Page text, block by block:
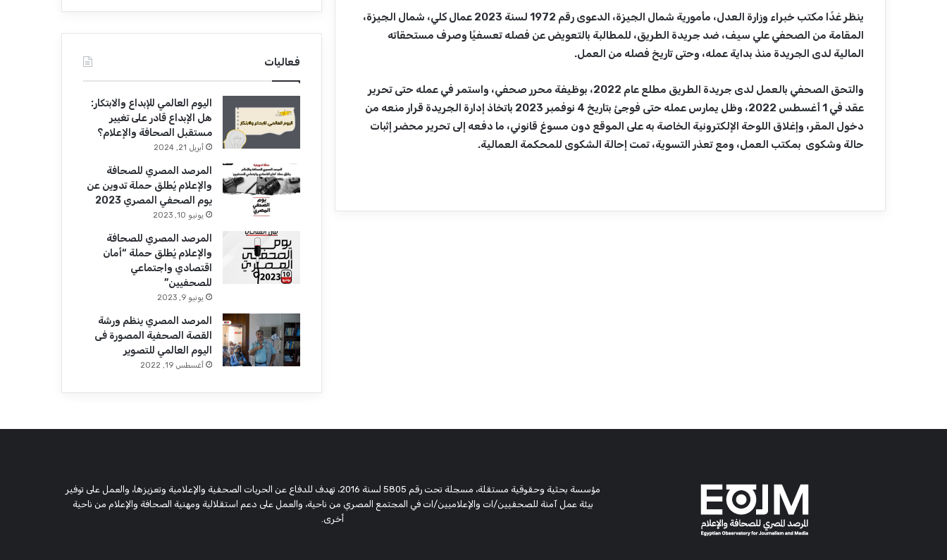
ينظر غدًا مكتب خبراء وزارة العدل، مأمورية شمال الجيزة، الدعوى رقم 1972 لسنة 2023 عمال كلي، شمال الجيزة،
المقامة من الصحفي علي سيف، ضد جريدة الطريق، للمطالبة بالتعويض عن فصله تعسفيًا وصرف مستحقاته
المالية لدى الجريدة منذ بداية عمله، وحتى تاريخ فصله من العمل.
والتحق الصحفي بالعمل لدى جريدة الطريق مطلع عام 2022، بوظيفة محرر صحفي، واستمر في عمله حتى تحرير
عقد في 1 أغسطس 2022، وظل يمارس عمله حتى فوجئ بتاريخ 4 نوفمبر 2023 باتخاذ إدارة الجريدة قرار منعه من
دخول المقر، وإغلاق اللوحة الإلكترونية الخاصة به على الموقع دون مسوغ قانوني، ما دفعه إلى تحرير محضر إثبات
حالة وشكوى بمكتب العمل، ومع تعذر التسوية، تمت إحالة الشكوى للمحكمة العمالية.
فعاليات
اليوم العالمي للإبداع والابتكار:
هل الإبداع قادر على تغيير
مستقبل الصحافة والإعلام؟
أبريل 21, 2024
المرصد المصري للصحافة
والإعلام يُطلق حملة تدوين عن
يوم الصحفي المصري 2023
يونيو 10, 2023
المرصد المصري للصحافة
والإعلام يُطلق حملة “أمان
اقتصادي واجتماعي
للصحفيين”
يونيو 9, 2023
المرصد المصري ينظم ورشة
القصة الصحفية المصورة فى
اليوم العالمي للتصوير
أغسطس 19, 2022
مؤسسة بحثية وحقوقية مستقلة، مسجلة تحت رقم 5805 لسنة 2016، تهدف للدفاع عن الحريات الصحفية والإعلامية وتعزيزها، والعمل على توفير
بيئة عمل آمنة للصحفيين/ات والإعلاميين/ات في المجتمع المصري من ناحية، والعمل على دعم استقلالية ومهنية الصحافة والإعلام من ناحية
أخرى.